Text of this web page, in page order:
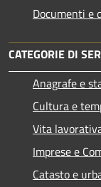
Documenti e
CATEGORIE DI
Anagrafe e
Cultura e
Vita
Imprese e
Catasto e